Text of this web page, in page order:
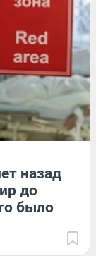
назад
до
было